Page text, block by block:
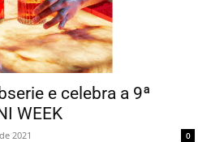
e celebra a 9ª
WEEK
2021 0